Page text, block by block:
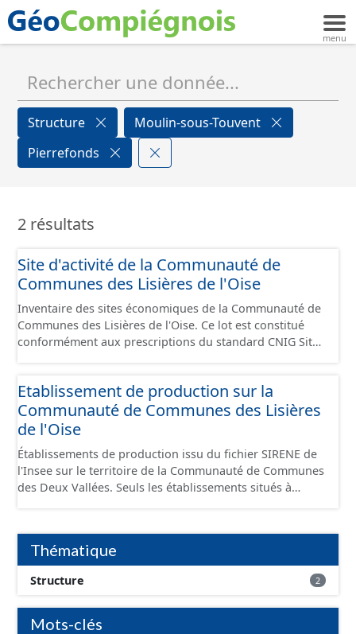
Structure
Moulin-sous-Touvent
Pierrefonds
2 résultats
Site d'activité de la Communauté de
Communes des Lisières de l'Oise
Inventaire des sites économiques de la Communauté de
Communes des Lisières de l'Oise. Ce lot est constitué
conformément aux prescriptions du standard CNIG Sites
Etablissement de production sur la
Communauté de Communes des Lisières
de l'Oise
Établissements de production issu du fichier SIRENE de
l'Insee sur le territoire de la Communauté de Communes
des Deux Vallées. Seuls les établissements situés à
conformément aux prescriptions du standard CNIG Sites
Économiques. Ce lot ne contient pas la référence aux
terrains à vocation économique à ce jour. Il est filtré au-
delà des prescriptions du CNIG se limitant aux SCI.
Thématique
Structure 2
Mots-clés